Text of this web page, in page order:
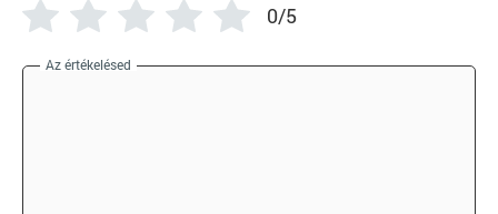
0/5
Az értékelésed